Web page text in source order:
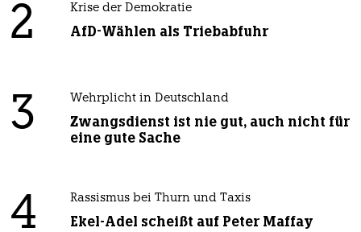
2 Krise der Demokratie
AfD-Wählen als Triebabfuhr
3 Wehrplicht in Deutschland
Zwangsdienst ist nie gut, auch nicht für
eine gute Sache
4 Rassismus bei Thurn und Taxis
Ekel-Adel scheißt auf Peter Maffay